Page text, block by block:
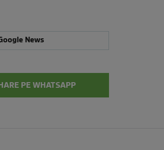
News
PE WHATSAPP